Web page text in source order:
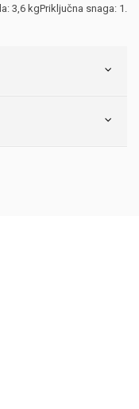
3,6 kgPriključna snaga: 1.